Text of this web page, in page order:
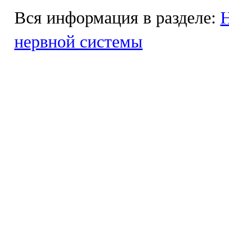
Вся информация в разделе:
нервной системы